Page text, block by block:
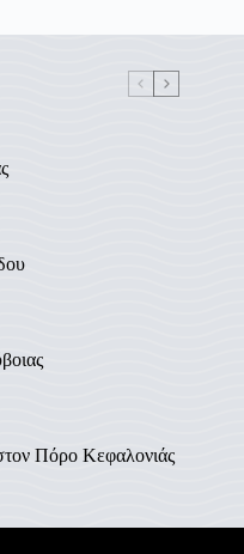
Πόρο Κεφαλονιάς